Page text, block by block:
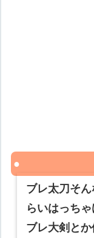
ブレ太刀そ
らいはっち
ブレ大剣と